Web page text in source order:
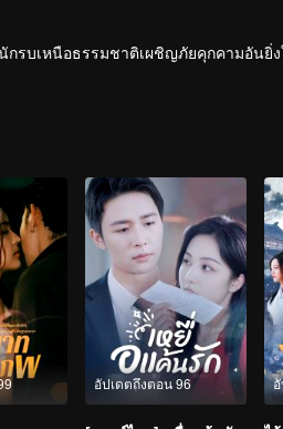
รบเหนือธรรมชาติเผชิญภัยคุกคามอัน
อัปเดตถึงตอน 96